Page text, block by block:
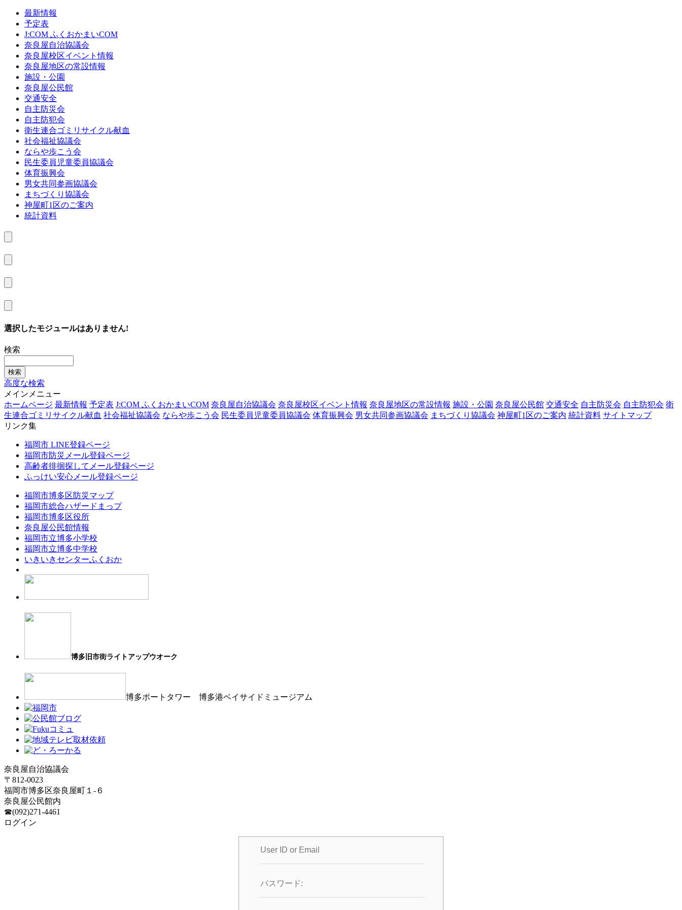
最新情報
予定表
J:COM ふくおかまいCOM
奈良屋自治協議会
奈良屋校区イベント情報
奈良屋地区の常設情報
施設・公園
奈良屋公民館
交通安全
自主防災会
自主防犯会
衛生連合ゴミリサイクル献血
社会福祉協議会
ならや歩こう会
民生委員児童委員協議会
体育振興会
男女共同参画協議会
まちづくり協議会
神屋町1区のご案内
統計資料
選択したモジュールはありません!
検索
高度な検索
メインメニュー
ホームページ 最新情報 予定表 J:COM ふくおかまいCOM 奈良屋自治協議会 奈良屋校区イベント情報 奈良屋地区の常設情報 施設・公園 奈良屋公民館 交通安全 自主防災会 自主防犯会 衛
生連合ゴミリサイクル献血 社会福祉協議会 ならや歩こう会 民生委員児童委員協議会 体育振興会 男女共同参画協議会 まちづくり協議会 神屋町1区のご案内 統計資料 サイトマップ
リンク集
福岡市 LINE登録ページ
福岡市防災メール登録ページ
高齢者徘徊探してメール登録ページ
ふっけい安心メール登録ページ
福岡市博多区防災マップ
福岡市総合ハザードまっプ
福岡市博多区役所
奈良屋公民館情報
福岡市立博多小学校
福岡市立博多中学校
いきいきセンターふくおか
博多旧市街ライトアップウオーク
博多ポートタワー 博多港ベイサイドミュージアム
奈良屋自治協議会
〒812-0023
福岡市博多区奈良屋町１-６
奈良屋公民館内
☎(092)271-4461
ログイン